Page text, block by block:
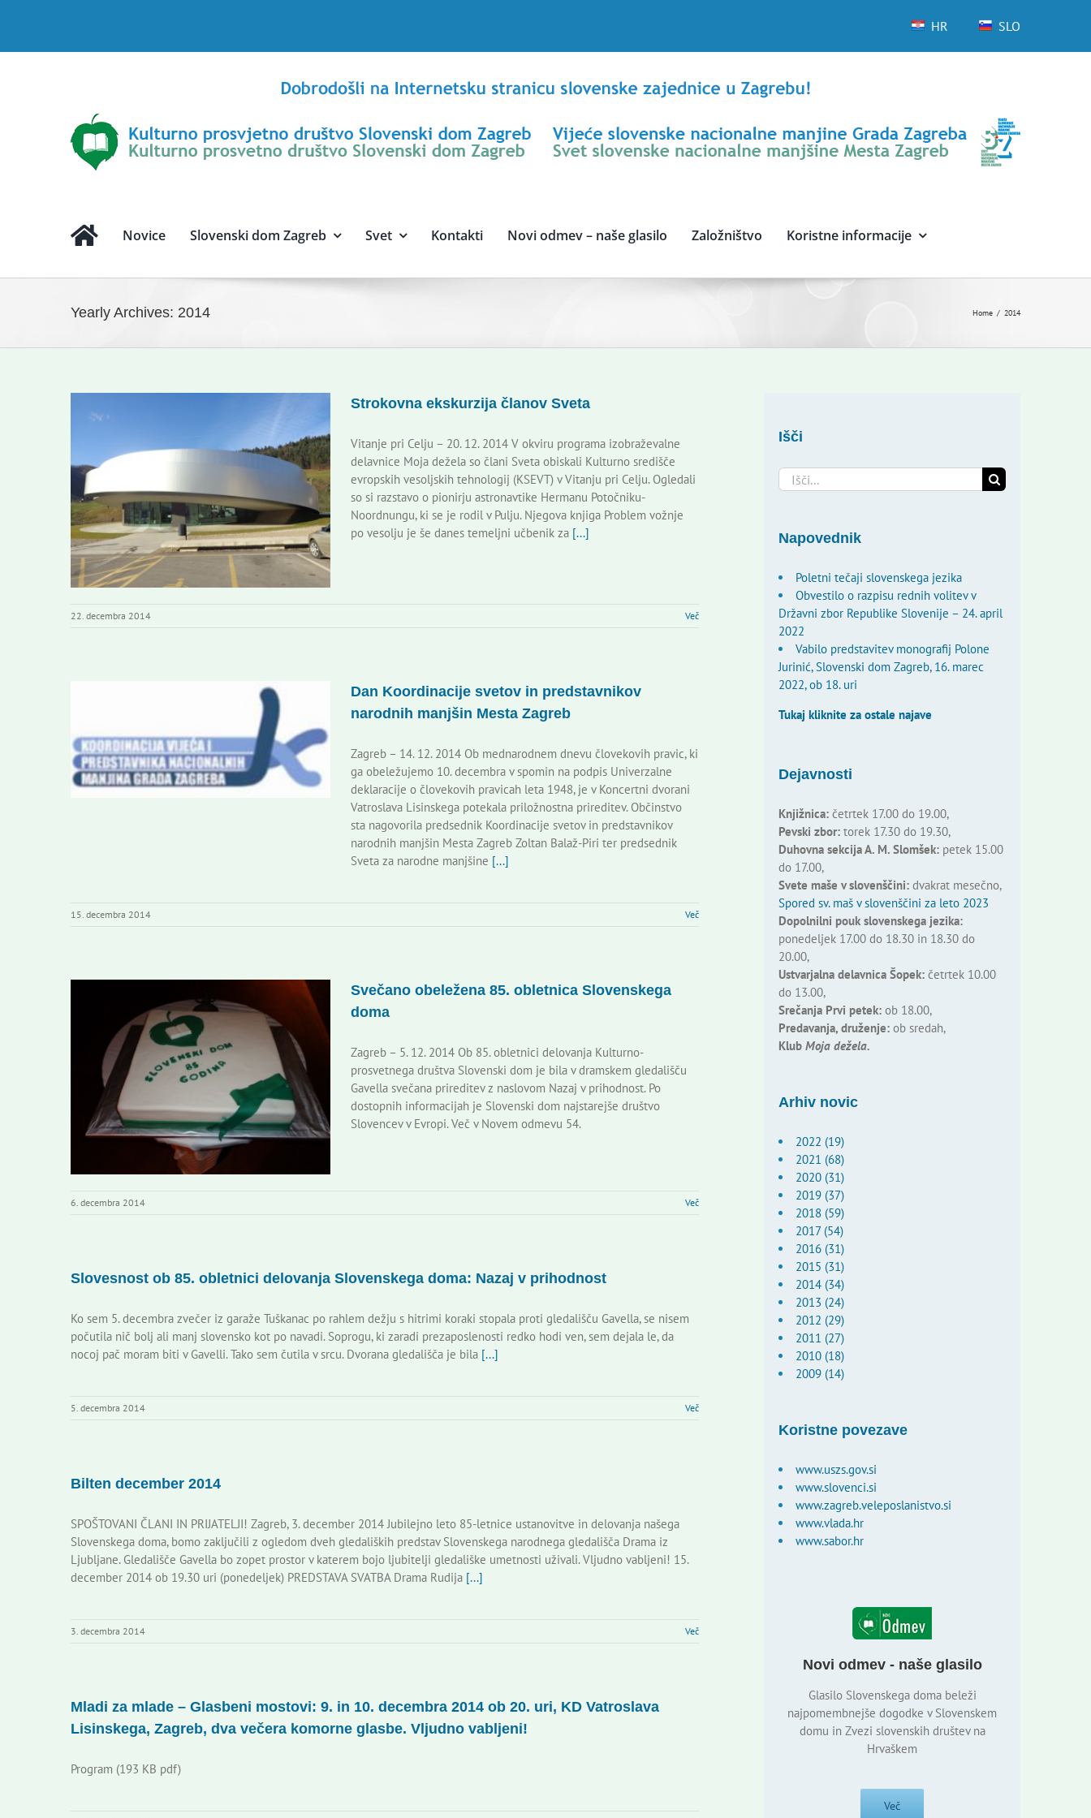
HR SLO
Novice Slovenski dom Zagreb Svet Kontakti Novi odmev – naše glasilo Založništvo Koristne informacije
Yearly Archives: 2014 Home 2014
Strokovna ekskurzija članov Sveta
Vitanje pri Celju – 20. 12. 2014 V okviru programa izobraževalne
delavnice Moja dežela so člani Sveta obiskali Kulturno središče
evropskih vesoljskih tehnologij (KSEVT) v Vitanju pri Celju. Ogledali
so si razstavo o pionirju astronavtike Hermanu Potočniku-
Noordnungu, ki se je rodil v Pulju. Njegova knjiga Problem vožnje
po vesolju je še danes temeljni učbenik za [...]
22. decembra 2014 Več
Dan Koordinacije svetov in predstavnikov
narodnih manjšin Mesta Zagreb
Zagreb – 14. 12. 2014 Ob mednarodnem dnevu človekovih pravic, ki
ga obeležujemo 10. decembra v spomin na podpis Univerzalne
deklaracije o človekovih pravicah leta 1948, je v Koncertni dvorani
Vatroslava Lisinskega potekala priložnostna prireditev. Občinstvo
sta nagovorila predsednik Koordinacije svetov in predstavnikov
narodnih manjšin Mesta Zagreb Zoltan Balaž-Piri ter predsednik
Sveta za narodne manjšine [...]
15. decembra 2014 Več
Svečano obeležena 85. obletnica Slovenskega
doma
Zagreb – 5. 12. 2014 Ob 85. obletnici delovanja Kulturno-
prosvetnega društva Slovenski dom je bila v dramskem gledališču
Gavella svečana prireditev z naslovom Nazaj v prihodnost. Po
dostopnih informacijah je Slovenski dom najstarejše društvo
Slovencev v Evropi. Več v Novem odmevu 54.
6. decembra 2014 Več
Slovesnost ob 85. obletnici delovanja Slovenskega doma: Nazaj v prihodnost
Ko sem 5. decembra zvečer iz garaže Tuškanac po rahlem dežju s hitrimi koraki stopala proti gledališču Gavella, se nisem
počutila nič bolj ali manj slovensko kot po navadi. Soprogu, ki zaradi prezaposlenosti redko hodi ven, sem dejala le, da
nocoj pač moram biti v Gavelli. Tako sem čutila v srcu. Dvorana gledališča je bila [...]
5. decembra 2014 Več
Bilten december 2014
SPOŠTOVANI ČLANI IN PRIJATELJI! Zagreb, 3. december 2014 Jubilejno leto 85-letnice ustanovitve in delovanja našega
Slovenskega doma, bomo zaključili z ogledom dveh gledaliških predstav Slovenskega narodnega gledališča Drama iz
Ljubljane. Gledališče Gavella bo zopet prostor v katerem bojo ljubitelji gledališke umetnosti uživali. Vljudno vabljeni! 15.
december 2014 ob 19.30 uri (ponedeljek) PREDSTAVA SVATBA Drama Rudija [...]
3. decembra 2014 Več
Mladi za mlade – Glasbeni mostovi: 9. in 10. decembra 2014 ob 20. uri, KD Vatroslava
Lisinskega, Zagreb, dva večera komorne glasbe. Vljudno vabljeni!
Program (193 KB pdf)
Išči
Search
for:
Napovednik
Poletni tečaji slovenskega jezika
Obvestilo o razpisu rednih volitev v
Državni zbor Republike Slovenije – 24. april
2022
Vabilo predstavitev monografij Polone
Jurinić, Slovenski dom Zagreb, 16. marec
2022, ob 18. uri
Tukaj kliknite za ostale najave
Dejavnosti
Knjižnica:četrtek 17.00 do 19.00,
Pevski zbor:torek 17.30 do 19.30,
Duhovna sekcija A. M. Slomšek:petek 15.00
do 17.00,
Svete maše v slovenščini:dvakrat mesečno,
Spored sv. maš v slovenščini za leto 2023
Dopolnilni pouk slovenskega jezika:
ponedeljek 17.00 do 18.30 in 18.30 do
20.00,
Ustvarjalna delavnica Šopek:četrtek 10.00
do 13.00,
Srečanja Prvi petek:ob 18.00,
Predavanja, druženje:ob sredah,
Klub Moja dežela.
Arhiv novic
2022 (19)
2021 (68)
2020 (31)
2019 (37)
2018 (59)
2017 (54)
2016 (31)
2015 (31)
2014 (34)
2013 (24)
2012 (29)
2011 (27)
2010 (18)
2009 (14)
Koristne povezave
www.uszs.gov.si
www.slovenci.si
www.zagreb.veleposlanistvo.si
www.vlada.hr
www.sabor.hr
Novi odmev - naše glasilo
Glasilo Slovenskega doma beleži
najpomembnejše dogodke v Slovenskem
domu in Zvezi slovenskih društev na
Hrvaškem
Več